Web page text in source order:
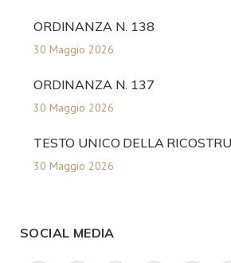
ORDINANZA N. 138
30 Maggio 2026
ORDINANZA N. 137
30 Maggio 2026
TESTO UNICO DELLA
30 Maggio 2026
SOCIAL MEDIA